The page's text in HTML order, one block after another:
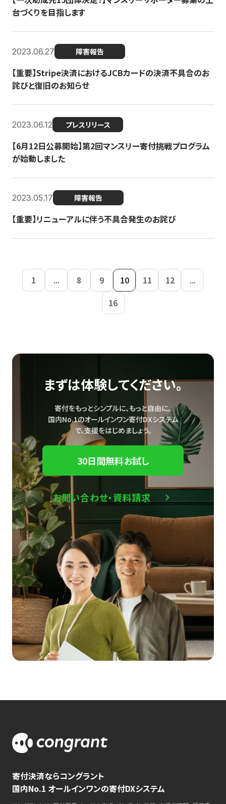
台づくりを目指します
2023.06.27 障害報告
【重要】Stripe決済におけるJCBカードの決済不具合のお
詫びと復旧のお知らせ
2023.06.12 プレスリリース
【6月12日公募開始】第2回マンスリー寄付挑戦プログラム
が始動しました
2023.05.17 障害報告
【重要】リニューアルに伴う不具合発生のお詫び
1 ... 8 9 10 11 12
...
16
まずは体験してください。
寄付をもっとシンプルに、もっと自由に。
国内No.1のオールインワン寄付DXシステム
で、支援をはじめましょう。
30日間無料お試し
お問い合わせ・資料請求
寄付決済ならコングラント
国内No.1 オールインワンの寄付DXシステム